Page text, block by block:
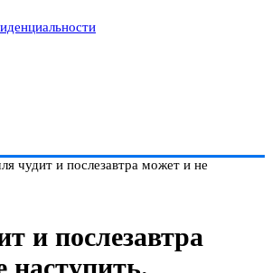
чудит и послезавтра может и не
и послезавтра